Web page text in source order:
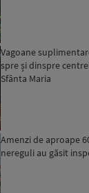
Vagoane
spre și dinspre
Sfânta Maria
Amenzi de aproape
nereguli au găsit